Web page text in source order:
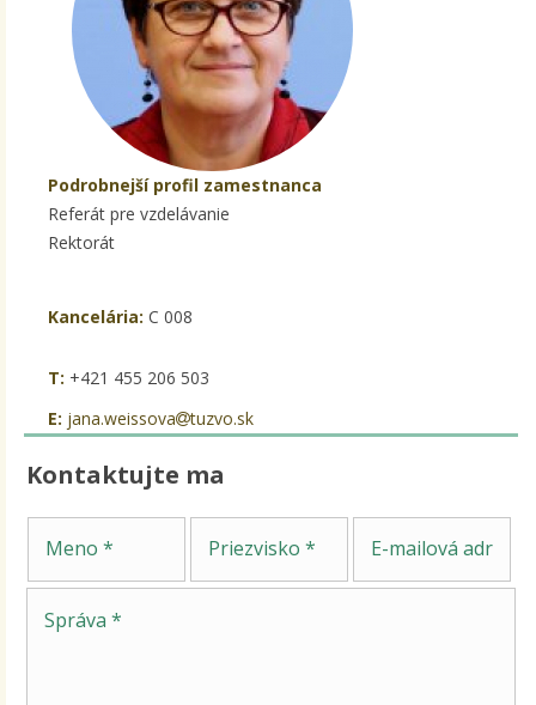
Podrobnejší profil zamestnanca
Referát pre vzdelávanie
Rektorát
Kancelária: C 008
T: +421 455 206 503
E: jana.weissova tuzvo.sk
Kontaktujte ma